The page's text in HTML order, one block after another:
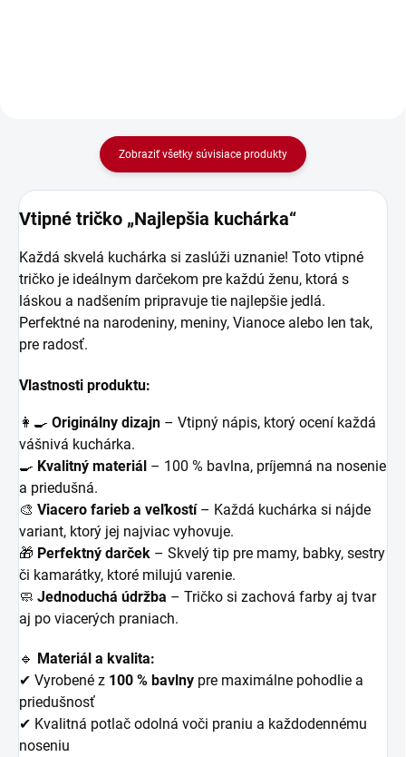
Zobraziť všetky súvisiace produkty
Vtipné tričko „Najlepšia kuchárka“
Každá skvelá kuchárka si zaslúži uznanie! Toto vtipné
tričko je ideálnym darčekom pre každú ženu, ktorá s
láskou a nadšením pripravuje tie najlepšie jedlá.
Perfektné na narodeniny, meniny, Vianoce alebo len tak,
pre radosť.
Vlastnosti produktu:
👩‍🍳 Originálny dizajn – Vtipný nápis, ktorý ocení každá
vášnivá kuchárka.
🍳 Kvalitný materiál – 100 % bavlna, príjemná na nosenie
a priedušná.
🎨 Viacero farieb a veľkostí– Každá kuchárka si nájde
variant, ktorý jej najviac vyhovuje.
🎁 Perfektný darček – Skvelý tip pre mamy, babky, sestry
či kamarátky, ktoré milujú varenie.
🧼 Jednoduchá údržba – Tričko si zachová farby aj tvar
aj po viacerých praniach.
🔹 Materiál a kvalita:
✔ Vyrobené z 100 % bavlny pre maximálne pohodlie a
priedušnosť
✔ Kvalitná potlač odolná voči praniu a každodennému
noseniu